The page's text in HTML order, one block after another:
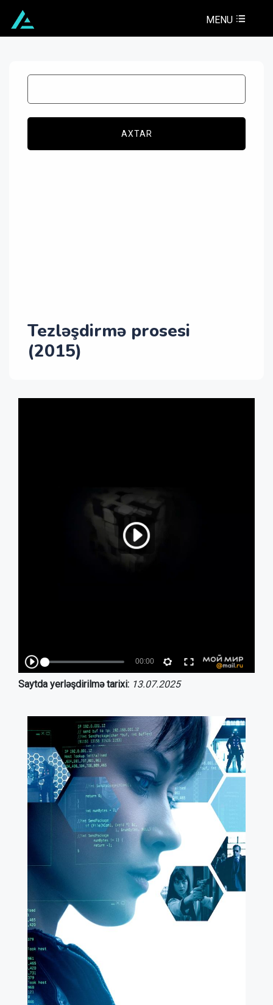
MENU
AXTAR
Tezləşdirmə prosesi
(2015)
Saytda yerləşdirilmə tarixi: 13.07.2025